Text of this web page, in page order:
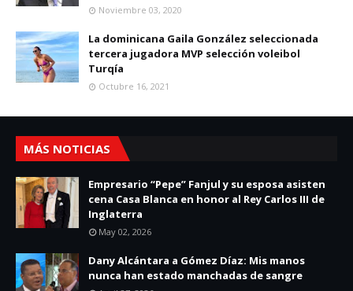
Noviembre 03, 2020
La dominicana Gaila González seleccionada
tercera jugadora MVP selección voleibol
Turqía
Octubre 16, 2021
MÁS NOTICIAS
Empresario “Pepe” Fanjul y su esposa asisten
cena Casa Blanca en honor al Rey Carlos III de
Inglaterra
May 02, 2026
Dany Alcántara a Gómez Díaz: Mis manos
nunca han estado manchadas de sangre